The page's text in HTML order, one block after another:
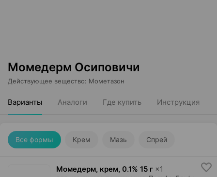
Момедерм Осиповичи
Действующее вещество: Мометазон
Варианты Аналоги Где купить Инструкция
Все формы Крем Мазь Спрей
Момедерм, крем, 0.1% 15 г ×1